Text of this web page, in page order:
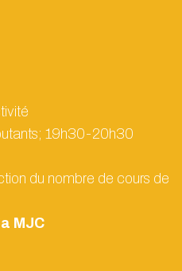
19h30-20h30
du nombre de cours de
MJC